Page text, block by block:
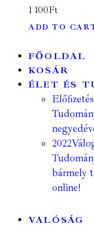
1 100Ft
ADD TO
FŐOLDAL
KOSÁR
ÉLET ÉS
2022
bármely
online!
VALÓSÁG